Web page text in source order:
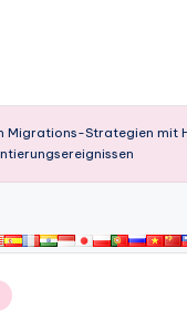
Migrations-Strategien mit